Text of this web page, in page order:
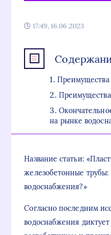
17:49, 16.06.2023
Преимущества
на рынке
Название статьи:
железобетонные
водоснабжения?»
Согласно последним
водоснабжения